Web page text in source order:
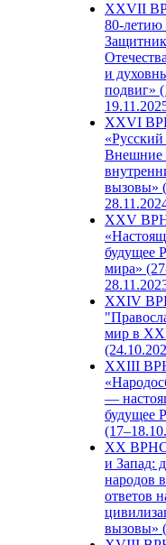
ХХVII
80-
и
подвиг»
XXVI
Внешние
вызовы»
XXV
будущее
мира»
XXIV
мир в
XXIII
—
будущее
XX ВРНС
и Запад:
народов
ответов
вызовы»